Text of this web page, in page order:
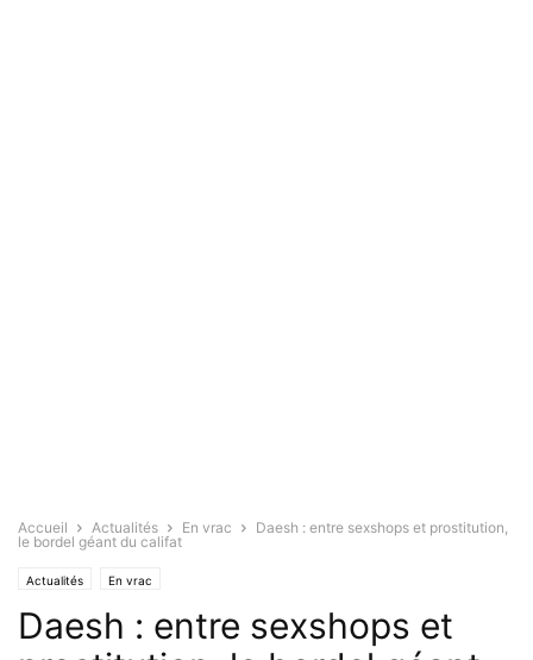
Accueil Actualités En vrac
Daesh : entre sexshops et prostitution,
le bordel géant du califat
Actualités En vrac
Daesh : entre sexshops et